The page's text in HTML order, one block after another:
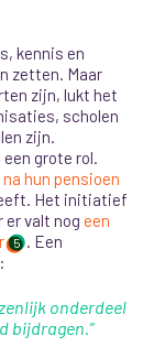
kennis en
zetten. Maar
zijn, lukt het
scholen
zijn.
grote rol.
hun pensioen
Het initiatief
er valt nogeen
5 . Een
onderdeel
bijdragen.”